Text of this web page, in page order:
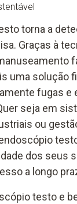
torna a
Graças à
uma solução
fugas e
seja em
ou
dos seus
a longo
testo e